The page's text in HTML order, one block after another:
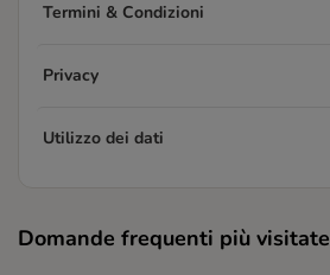
Termini & Condizioni
Privacy
Utilizzo dei dati
Domande frequenti più visitate